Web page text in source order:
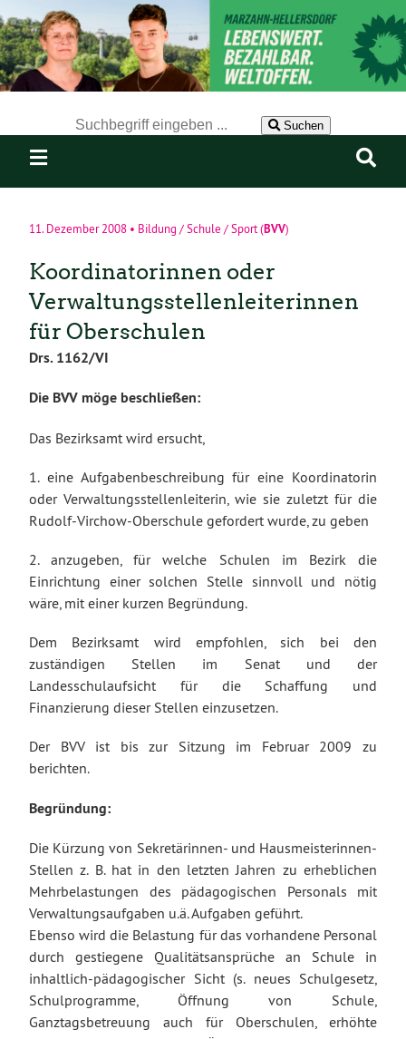
Suchen
11. Dezember 2008 • Bildung / Schule / Sport(BVV)
Koordinatorinnen oder
Verwaltungsstellenleiterinnen
für Oberschulen
Drs. 1162/VI
Die BVV möge beschließen:
Das Bezirksamt wird ersucht,
1. eine Aufgabenbeschreibung für eine Koordinatorin
oder Verwaltungsstellenleiterin, wie sie zuletzt für die
Rudolf-Virchow-Oberschule gefordert wurde, zu geben
2. anzugeben, für welche Schulen im Bezirk die
Einrichtung einer solchen Stelle sinnvoll und nötig
wäre, mit einer kurzen Begründung.
Dem Bezirksamt wird empfohlen, sich bei den
zuständigen Stellen im Senat und der
Landesschulaufsicht für die Schaffung und
Finanzierung dieser Stellen einzusetzen.
Der BVV ist bis zur Sitzung im Februar 2009 zu
berichten.
Begründung:
Die Kürzung von Sekretärinnen- und Hausmeisterinnen-
Stellen z. B. hat in den letzten Jahren zu erheblichen
Mehrbelastungen des pädagogischen Personals mit
Verwaltungsaufgaben u.ä. Aufgaben geführt.
Ebenso wird die Belastung für das vorhandene Personal
durch gestiegene Qualitätsansprüche an Schule in
inhaltlich-pädagogischer Sicht (s. neues Schulgesetz,
Schulprogramme, Öffnung von Schule,
Ganztagsbetreuung auch für Oberschulen, erhöhte